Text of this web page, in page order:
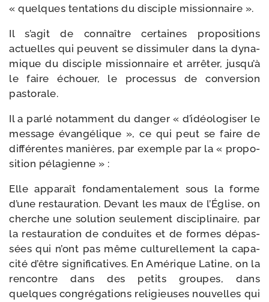
« quelques ten­ta­tions du dis­ciple missionnaire ».
Il s’agit de connaître cer­taines pro­po­si­tions
actuelles qui peuvent se dis­si­mu­ler dans la dyna­
mique du dis­ciple mis­sion­naire et arrê­ter, jusqu’à
le faire échouer, le pro­ces­sus de conver­sion
pastorale.
Il a par­lé notam­ment du dan­ger « d’idéologiser le
mes­sage évan­gé­lique », ce qui peut se faire de
dif­fé­rentes manières, par exemple par la « pro­po­
si­tion pélagienne » :
Elle appa­raît fon­da­men­ta­le­ment sous la forme
d’une res­tau­ra­tion. Devant les maux de l’Église, on
cherche une solu­tion seule­ment dis­ci­pli­naire, par
la res­tau­ra­tion de conduites et de formes dépas­
sées qui n’ont pas même cultu­rel­le­ment la capa­
ci­té d’être signi­fi­ca­tives. En Amérique Latine, on la
ren­contre dans des petits groupes, dans
quelques congré­ga­tions reli­gieuses nou­velles qui